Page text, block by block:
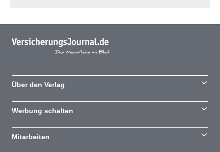
Über den Verlag
Werbung schalten
Mitarbeiten